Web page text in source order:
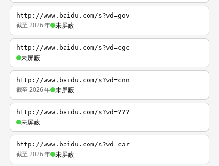
http://www.baidu.com/s?wd=gov
截至 2026 年 未屏蔽
http://www.baidu.com/s?wd=cgc
未屏蔽
http://www.baidu.com/s?wd=cnn
截至 2026 年 未屏蔽
http://www.baidu.com/s?wd=???
未屏蔽
http://www.baidu.com/s?wd=car
截至 2026 年 未屏蔽